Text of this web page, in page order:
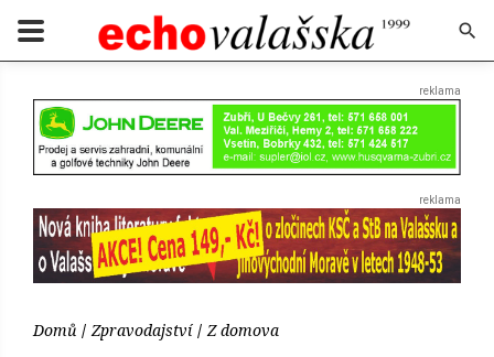
Domů Zpravodajství
Z domova